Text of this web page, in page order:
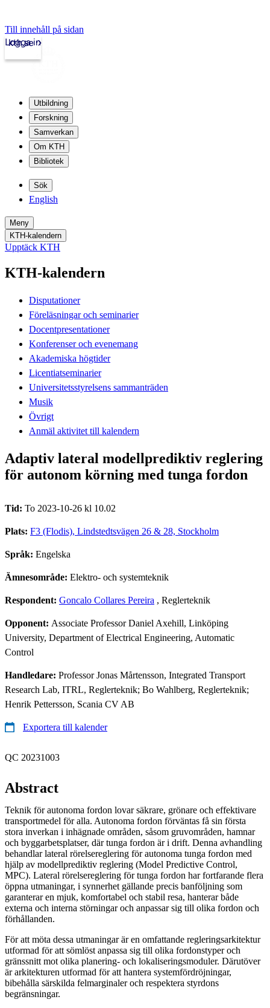
Till innehåll på sidan
kth.se
Logga in
Utbildning
Forskning
Samverkan
Om KTH
Bibliotek
Sök
English
Meny
KTH-kalendern
Upptäck KTH
KTH-kalendern
Disputationer
Föreläsningar och seminarier
Docentpresentationer
Konferenser och evenemang
Akademiska högtider
Licentiatseminarier
Universitetsstyrelsens sammanträden
Musik
Övrigt
Anmäl aktivitet till kalendern
Adaptiv lateral modellprediktiv reglering
för autonom körning med tunga fordon
Tid: To 2023-10-26 kl 10.02
Plats: F3 (Flodis), Lindstedtsvägen 26 & 28, Stockholm
Språk: Engelska
Ämnesområde: Elektro- och systemteknik
Respondent: Goncalo Collares Pereira , Reglerteknik
Opponent: Associate Professor Daniel Axehill, Linköping
University, Department of Electrical Engineering, Automatic
Control
Handledare: Professor Jonas Mårtensson, Integrated Transport
Research Lab, ITRL, Reglerteknik; Bo Wahlberg, Reglerteknik;
Henrik Pettersson, Scania CV AB
Exportera till kalender
QC 20231003
Abstract
Teknik för autonoma fordon lovar säkrare, grönare och effektivare
transportmedel för alla. Autonoma fordon förväntas få sin första
stora inverkan i inhägnade områden, såsom gruvområden, hamnar
och byggarbetsplatser, där tunga fordon är i drift. Denna avhandling
behandlar lateral rörelsereglering för autonoma tunga fordon med
hjälp av modellprediktiv reglering (Model Predictive Control,
MPC). Lateral rörelsereglering för tunga fordon har fortfarande flera
öppna utmaningar, i synnerhet gällande precis banföljning som
garanterar en mjuk, komfortabel och stabil resa, hanterar både
externa och interna störningar och anpassar sig till olika fordon och
förhållanden.
För att möta dessa utmaningar är en omfattande regleringsarkitektur
utformad för att sömlöst anpassa sig till olika fordonstyper och
gränssnitt mot olika planering- och lokaliseringsmoduler. Därutöver
är arkitekturen utformad för att hantera systemfördröjningar,
bibehålla särskilda felmarginaler och respektera styrdons
begränsningar.